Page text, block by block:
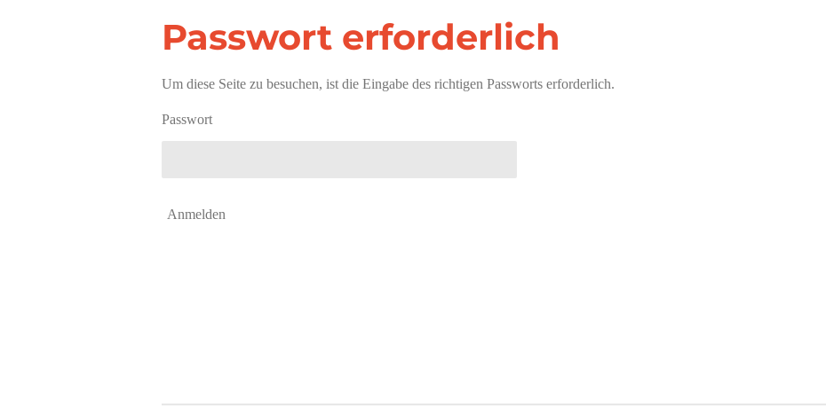
Passwort erforderlich
Um diese Seite zu besuchen, ist die Eingabe des richtigen Passworts erforderlich.
Passwort
Anmelden